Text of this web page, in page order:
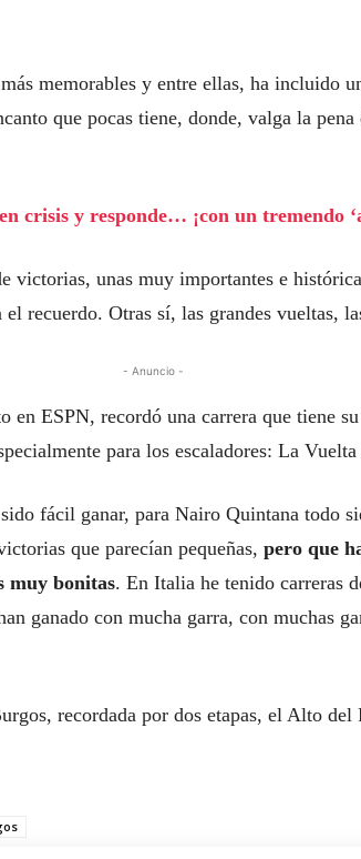
memorables y entre ellas, ha incluido
que pocas tiene, donde, valga la
crisis y responde… ¡con un tremendo
victorias, unas muy importantes e
recuerdo. Otras sí, las grandes vueltas,
- Anuncio -
en ESPN, recordó una carrera que tiene
para los escaladores: La
fácil ganar, para Nairo Quintana todo
que parecían pequeñas, pero que
muy bonitas. En Italia he tenido carreras
ganado con mucha garra, con muchas
recordada por dos etapas, el Alto